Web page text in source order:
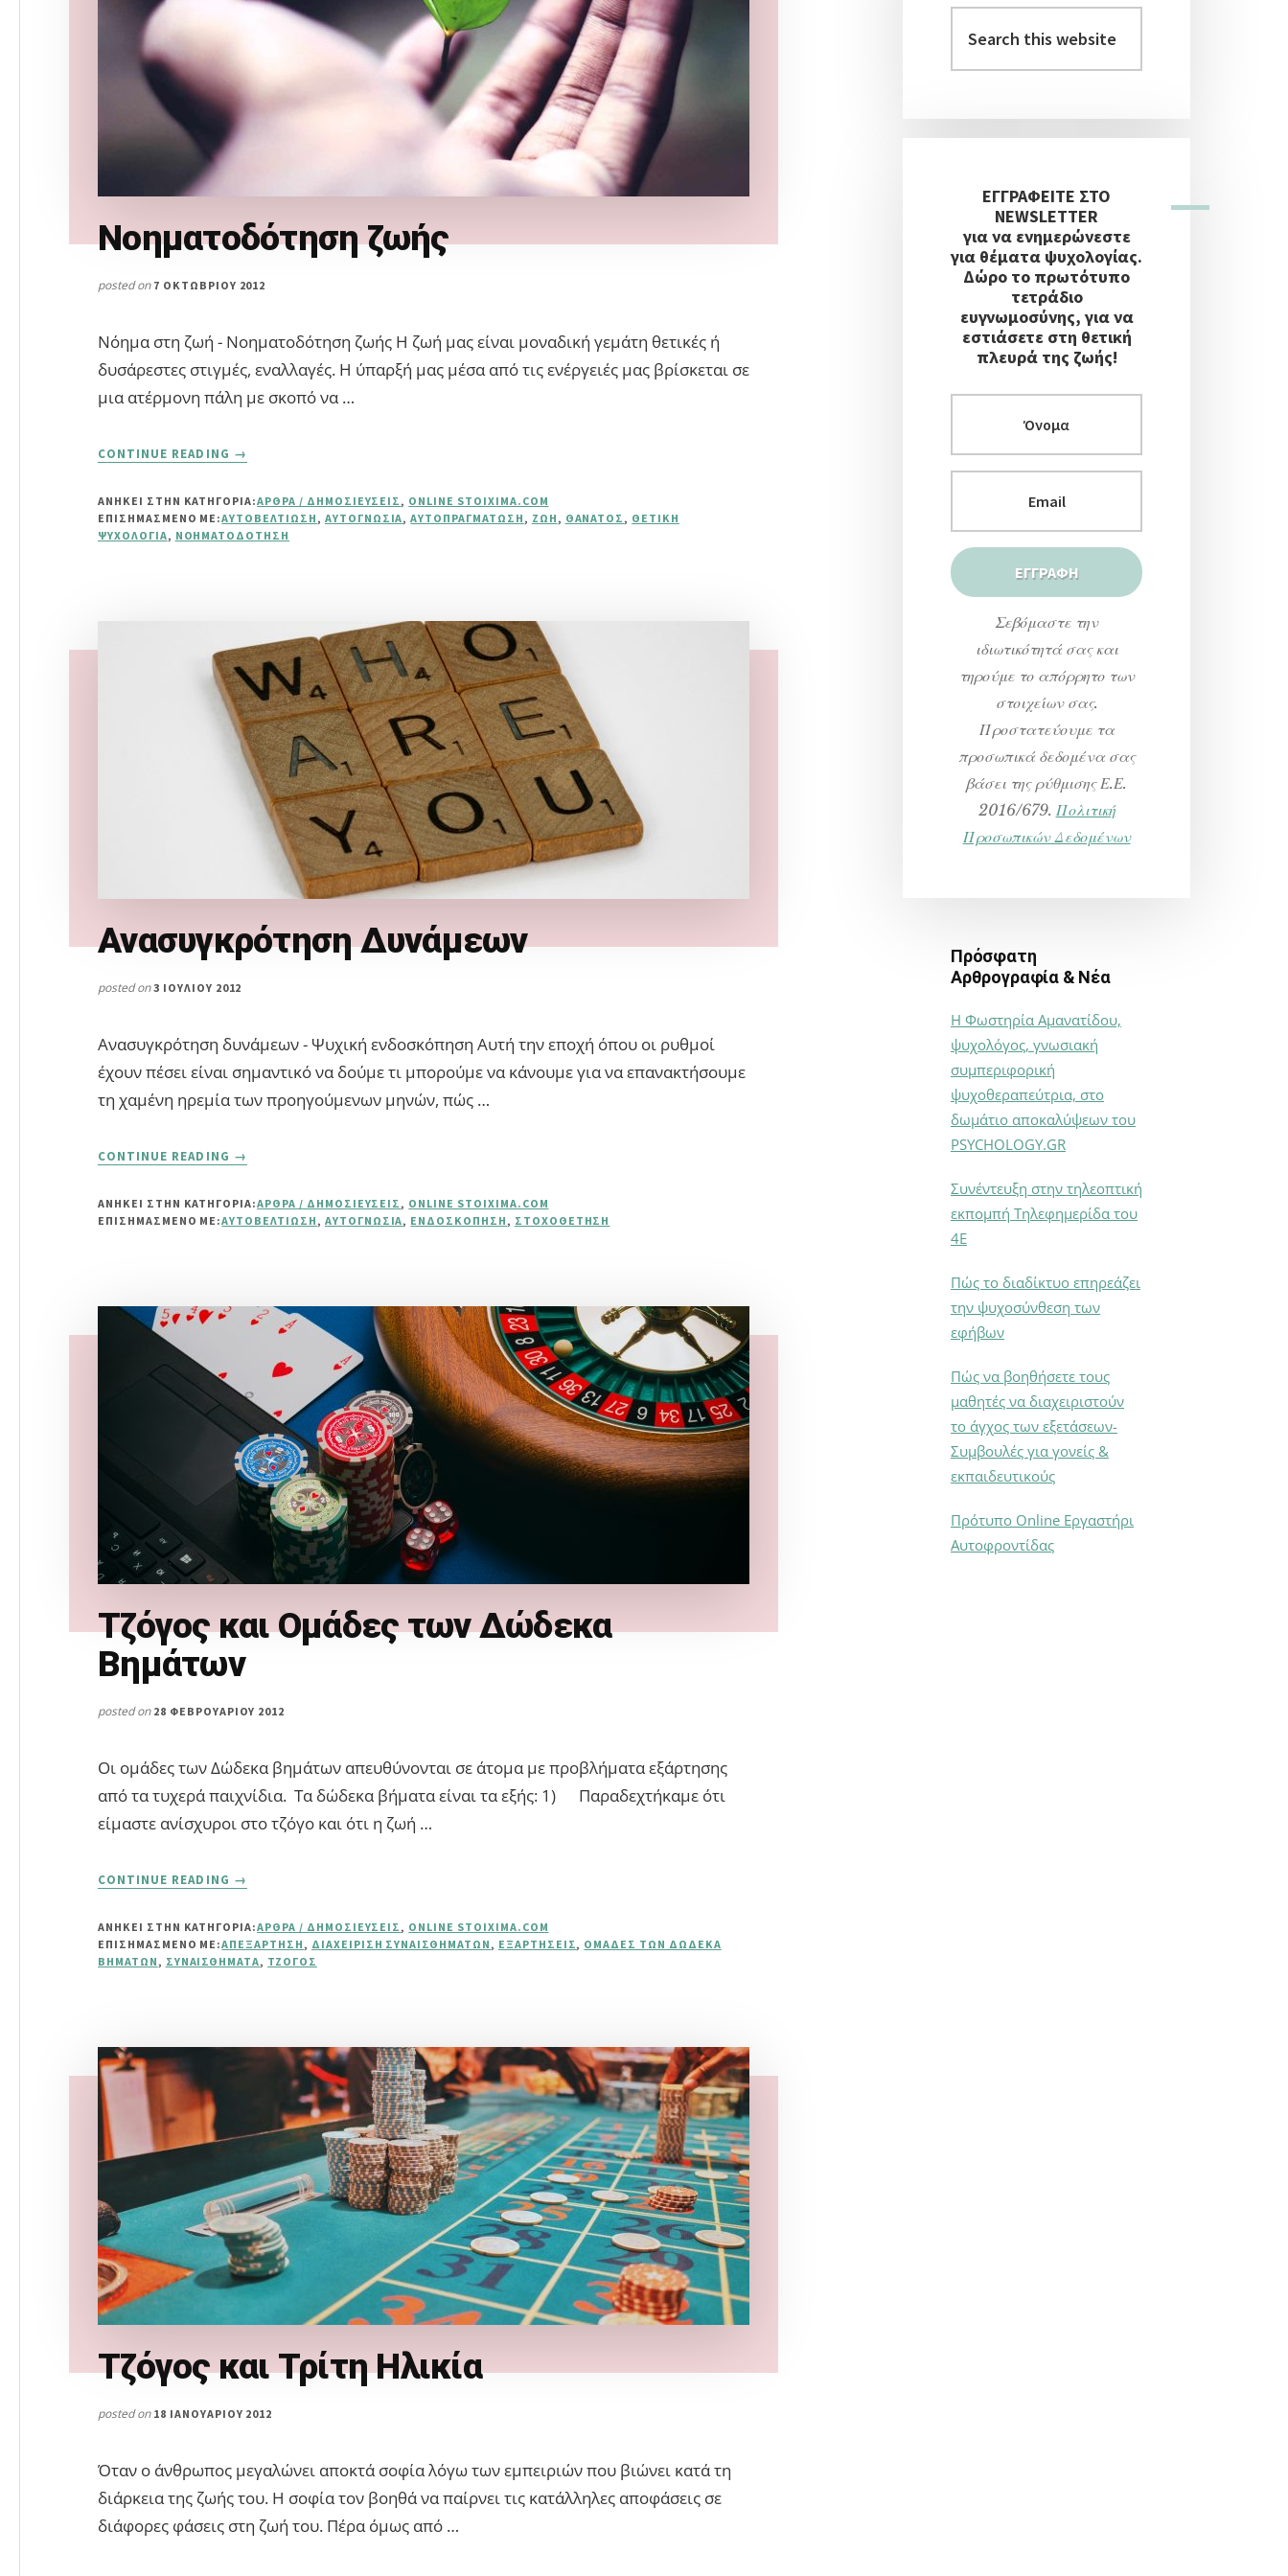
Νοηματοδότηση ζωής
posted on 7 ΟΚΤΩΒΡΊΟΥ 2012
Νόημα στη ζωή - Νοηματοδότηση ζωής Η ζωή μας είναι μοναδική γεμάτη θετικές ή
δυσάρεστες στιγμές, εναλλαγές. Η ύπαρξή μας μέσα από τις ενέργειές μας βρίσκεται σε
μια ατέρμονη πάλη με σκοπό να …
CONTINUE READING
ΝΟΗΜΑΤΟΔΌΤΗΣΗ
→
ΑΝΗΚΕΙ ΣΤΗΝ ΚΑΤΗΓΟΡΙΑ:ΆΡΘΡΑ / ΔΗΜΟΣΙΕΎΣΕΙΣ, ONLINE STOIXIMA.COM
ΕΠΙΣΗΜΑΣΜΈΝΟ ΜΕ:ΑΥΤΟΒΕΛΤΊΩΣΗ, ΑΥΤΟΓΝΩΣΊΑ,ΑΥΤΟΠΡΑΓΜΆΤΩΣΗ, ΖΩΉ, ΘΆΝΑΤΟΣ, ΘΕΤΙΚΉ
ΨΥΧΟΛΟΓΊΑ, ΝΟΗΜΑΤΟΔΌΤΗΣΗ
Ανασυγκρότηση Δυνάμεων
posted on3 ΙΟΥΛΊΟΥ 2012
Ανασυγκρότηση δυνάμεων - Ψυχική ενδοσκόπηση Αυτή την εποχή όπου οι ρυθμοί
έχουν πέσει είναι σημαντικό να δούμε τι μπορούμε να κάνουμε για να επανακτήσουμε
τη χαμένη ηρεμία των προηγούμενων μηνών, πώς …
CONTINUE READING
ΑΝΑΣΥΓΚΡΌΤΗΣΗ
→
ΑΝΗΚΕΙ ΣΤΗΝ ΚΑΤΗΓΟΡΙΑ:ΆΡΘΡΑ / ΔΗΜΟΣΙΕΎΣΕΙΣ, ONLINE STOIXIMA.COM
ΕΠΙΣΗΜΑΣΜΈΝΟ ΜΕ:ΑΥΤΟΒΕΛΤΊΩΣΗ, ΑΥΤΟΓΝΩΣΊΑ, ΕΝΔΟΣΚΌΠΗΣΗ, ΣΤΟΧΟΘΈΤΗΣΗ
Τζόγος και Ομάδες των Δώδεκα
Βημάτων
posted on 28 ΦΕΒΡΟΥΑΡΊΟΥ 2012
Οι ομάδες των Δώδεκα βημάτων απευθύνονται σε άτομα με προβλήματα εξάρτησης
από τα τυχερά παιχνίδια. Τα δώδεκα βήματα είναι τα εξής: 1) Παραδεχτήκαμε ότι
είμαστε ανίσχυροι στο τζόγο και ότι η ζωή …
CONTINUE READING
ΤΖΌΓΟΣ
ΟΜΆΔΕΣ
ΤΩΝ
→
ΑΝΗΚΕΙ ΣΤΗΝ ΚΑΤΗΓΟΡΙΑ:ΆΡΘΡΑ / ΔΗΜΟΣΙΕΎΣΕΙΣ, ONLINE STOIXIMA.COM
ΕΠΙΣΗΜΑΣΜΈΝΟ ΜΕ:ΑΠΕΞΆΡΤΗΣΗ, ΔΙΑΧΕΊΡΙΣΗ ΣΥΝΑΙΣΘΗΜΆΤΩΝ, ΕΞΑΡΤΉΣΕΙΣ, ΟΜΆΔΕΣ ΤΩΝ ΔΏΔΕΚΑ
ΒΗΜΆΤΩΝ, ΣΥΝΑΙΣΘΉΜΑΤΑ, ΤΖΌΓΟΣ
Τζόγος και Τρίτη Ηλικία
posted on 18 ΙΑΝΟΥΑΡΊΟΥ 2012
Όταν ο άνθρωπος μεγαλώνει αποκτά σοφία λόγω των εμπειριών που βιώνει κατά τη
διάρκεια της ζωής του. Η σοφία τον βοηθά να παίρνει τις κατάλληλες αποφάσεις σε
διάφορες φάσεις στη ζωή του. Πέρα όμως από …
Στήλη
this
website
ΕΓΓΡΑΦΕΙΤΕ ΣΤΟ
NEWSLETTER
για να ενημερώνεστε
για θέματα ψυχολογίας.
Δώρο το πρωτότυπο
τετράδιο
ευγνωμοσύνης, για να
εστιάσετε στη θετική
πλευρά της ζωής!
Σεβόμαστε την
ιδιωτικότητά σας και
τηρούμε το απόρρητο των
στοιχείων σας.
Προστατεύουμε τα
προσωπικά δεδομένα σας
βάσει της ρύθμισης Ε.Ε.
2016/679. Πολιτική
Προσωπικών Δεδομένων
Πρόσφατη
Αρθρογραφία & Νέα
Η Φωστηρία Αμανατίδου,
ψυχολόγος, γνωσιακή
συμπεριφορική
ψυχοθεραπεύτρια, στο
δωμάτιο αποκαλύψεων του
PSYCHOLOGY.GR
Συνέντευξη στην τηλεοπτική
εκπομπή Τηλεφημερίδα του
4Ε
Πώς το διαδίκτυο επηρεάζει
την ψυχοσύνθεση των
εφήβων
Πώς να βοηθήσετε τους
μαθητές να διαχειριστούν
το άγχος των εξετάσεων-
Συμβουλές για γονείς &
εκπαιδευτικούς
Πρότυπο Online Εργαστήρι
Αυτοφροντίδας